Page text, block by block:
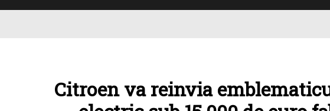
Citroen va reinvia